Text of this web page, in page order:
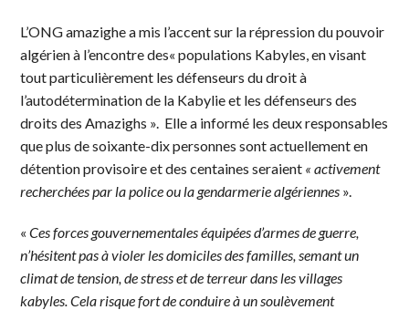
L’ONG amazighe a mis l’accent sur la répression du pouvoir
algérien à l’encontre des« populations Kabyles, en visant
tout particulièrement les défenseurs du droit à
l’autodétermination de la Kabylie et les défenseurs des
droits des Amazighs ». Elle a informé les deux responsables
que plus de soixante-dix personnes sont actuellement en
détention provisoire et des centaines seraient « activement
recherchées par la police ou la gendarmerie algériennes ».
«Ces forces gouvernementales équipées d’armes de guerre,
n’hésitent pas à violer les domiciles des familles, semant un
climat de tension, de stress et de terreur dans les villages
kabyles. Cela risque fort de conduire à un soulèvement